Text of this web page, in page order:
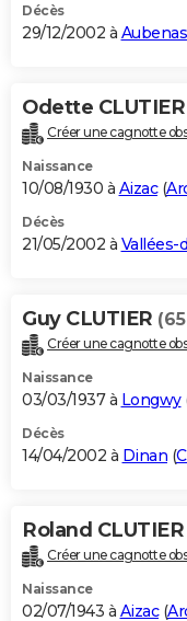
Décès
29/12/2002 à Aubenas
Odette CLUTIER
Créer une cagnotte
Naissance
10/08/1930 à Aizac(
Décès
21/05/2002 à Vallées-
Guy CLUTIER
Créer une cagnotte
Naissance
03/03/1937 à Longwy
Décès
14/04/2002 à Dinan (
Roland CLUTIER
Créer une cagnotte
Naissance
02/07/1943 à Aizac(